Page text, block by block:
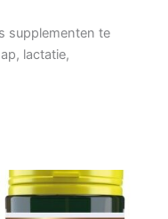
supplementen te
lactatie,